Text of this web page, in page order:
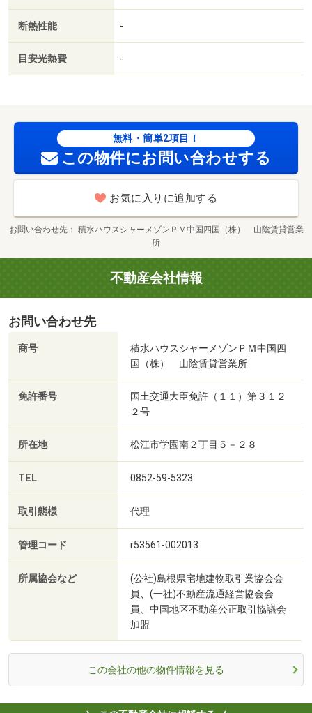
断熱性能 -
目安光熱費 -
無料・簡単2項目！
この物件にお問い合わせする
お気に入りに追加する
お問い合わせ先
積水ハウスシャーメゾンＰＭ中国四国（株） 山陰賃貸営業
所
不動産会社情報
お問い合わせ先
商号
積水ハウスシャーメゾンＰＭ中国四
国（株） 山陰賃貸営業所
免許番号
国土交通大臣免許（１１）第３１２
２号
所在地 松江市学園南２丁目５－２８
TEL 0852-59-5323
取引態様 代理
管理コード r53561-002013
所属協会など
(公社)島根県宅地建物取引業協会会
員、(一社)不動産流通経営協会会
員、中国地区不動産公正取引協議会
加盟
この会社の他の物件情報を見る